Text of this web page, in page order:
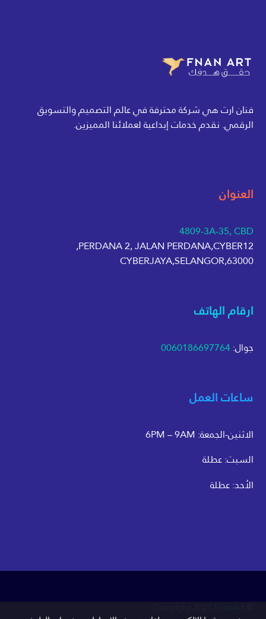
فنان ارت هي شركة محترفة في عالم التصميم والتسويق
الرقمي. نقدم خدمات إبداعية لعملائنا المميزين.
العنوان
4809-3A-35, CBD
PERDANA 2, JALAN PERDANA,CYBER12,
63000,CYBERJAYA,SELANGOR
ارقام الهاتف
جوال:0060186697764
ساعات العمل
الاثنين-الجمعة: 6PM – 9AM
السبت: عطلة
الأحد: عطلة